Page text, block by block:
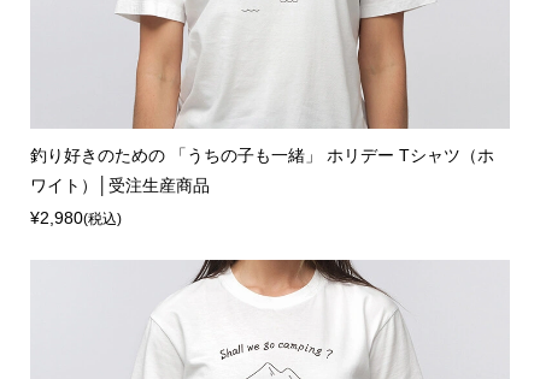
釣り好きのための 「うちの子も一緒」 ホリデー Tシャツ（ホ
ワイト）│受注生産商品
¥2,980(税込)